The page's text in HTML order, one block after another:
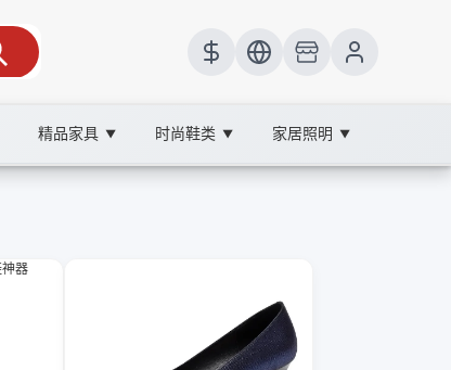
精品家具 ▼ 时尚鞋类 ▼ 家居照明 ▼